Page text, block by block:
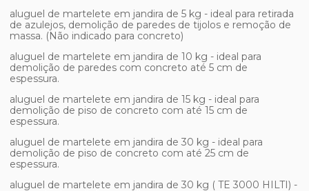
aluguel de martelete em jandira de 5 kg - ideal para retirada
de azulejos, demolição de paredes de tijolos e remoção de
massa. (Não indicado para concreto)
aluguel de martelete em jandira de 10 kg - ideal para
demolição de paredes com concreto até 5 cm de
espessura.
aluguel de martelete em jandira de 15 kg - ideal para
demolição de piso de concreto com até 15 cm de
espessura.
aluguel de martelete em jandira de 30 kg - ideal para
demolição de piso de concreto com até 25 cm de
espessura.
aluguel de martelete em jandira de 30 kg ( TE 3000 HILTI) -